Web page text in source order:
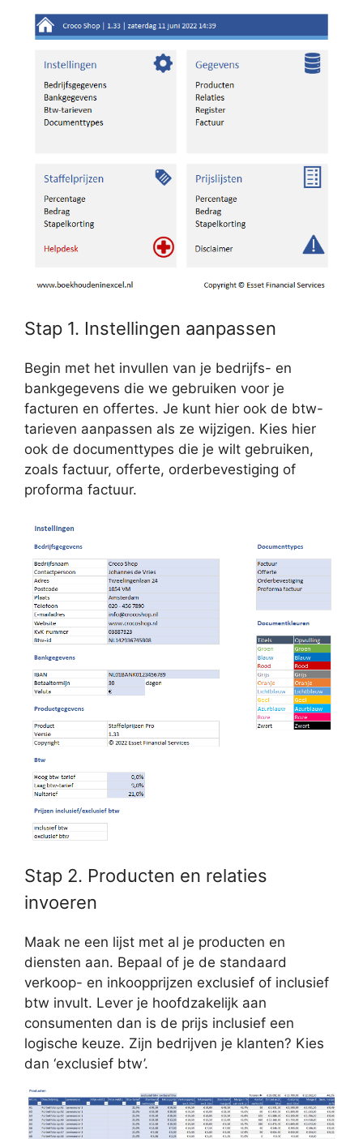
Stap 1. Instellingen aanpassen
Begin met het invullen van je bedrijfs- en
bankgegevens die we gebruiken voor je
facturen en offertes. Je kunt hier ook de btw-
tarieven aanpassen als ze wijzigen. Kies hier
ook de documenttypes die je wilt gebruiken,
zoals factuur, offerte, orderbevestiging of
proforma factuur.
Stap 2. Producten en relaties
invoeren
Maak ne een lijst met al je producten en
diensten aan. Bepaal of je de standaard
verkoop- en inkoopprijzen exclusief of inclusief
btw invult. Lever je hoofdzakelijk aan
consumenten dan is de prijs inclusief een
logische keuze. Zijn bedrijven je klanten? Kies
dan ‘exclusief btw’.